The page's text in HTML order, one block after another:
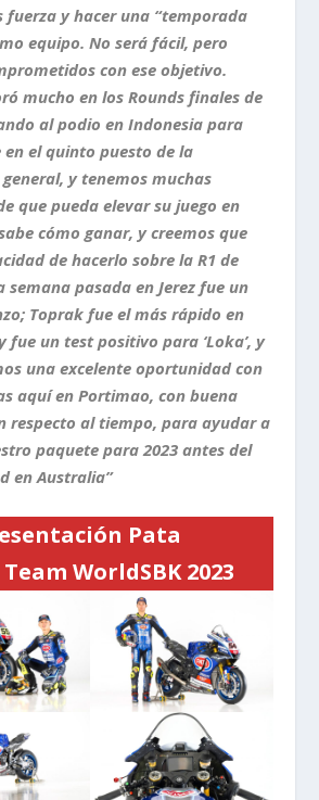
fuerza y hacer una “temporada
equipo. No será fácil, pero
con ese objetivo.
mucho en los Rounds finales de
al podio en Indonesia para
en el quinto puesto de la
y tenemos muchas
que pueda elevar su juego en
sabe cómo ganar, y creemos que
de hacerlo sobre la R1 de
semana pasada en Jerez fue un
Toprak fue el más rápido en
fue un test positivo para ‘Loka’, y
una excelente oportunidad con
aquí enPortimao, con buena
respecto al tiempo, para ayudar a
paquete para 2023 antes del
en Australia”
Pata
WorldSBK 2023